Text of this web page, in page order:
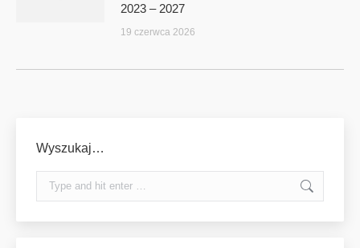
2023 – 2027
19 czerwca 2026
Wyszukaj…
Search: